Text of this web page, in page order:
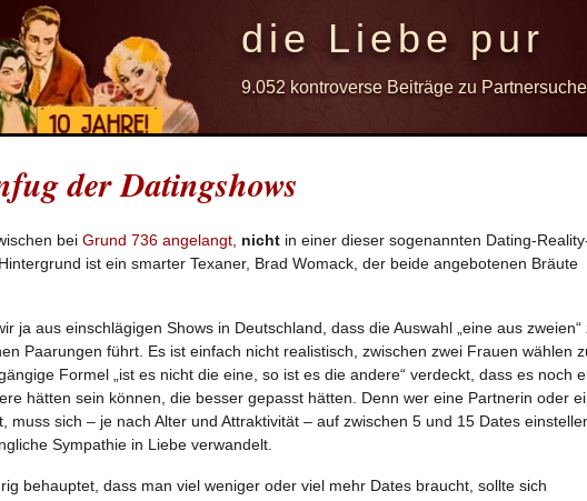
die Liebe pur
9.052 kontroverse Beiträge zu
der Datingshows
bei Grund 736 angelangt nicht in einer dieser sogenannten Dating-
ist ein smarter Texaner, Brad Womack, der beide angebotenen Bräute
ja aus einschlägigen Shows in Deutschland, dass die Auswahl „eine aus zweien“
Paarungen führt. Es ist einfach nicht realistisch, zwischen zwei Frauen wählen
Formel „ist es nicht die eine, so ist es die andere“ verdeckt, dass es noch
hätten sein können, die besser gepasst hätten. Denn wer eine Partnerin oder
muss sich – je nach Alter und Attraktivität – auf zwischen 5 und 15 Dates
Sympathie in Liebe verwandelt.
behauptet, dass man viel weniger oder viel mehr Dates braucht, sollte sich